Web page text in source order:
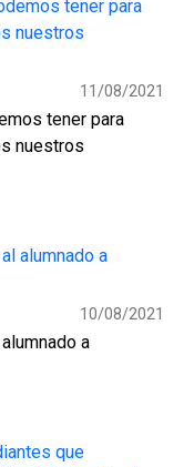
11/08/2021
tener para
nuestros
10/08/2021
a